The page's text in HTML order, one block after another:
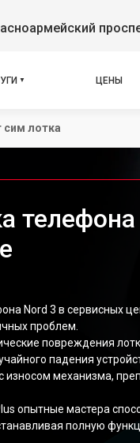
ЦЕНЫ
сим лотка
телефона
Nord 3 в сервисных
проблем.
повреждения
падения
износом механизма,
опытные мастера
полную